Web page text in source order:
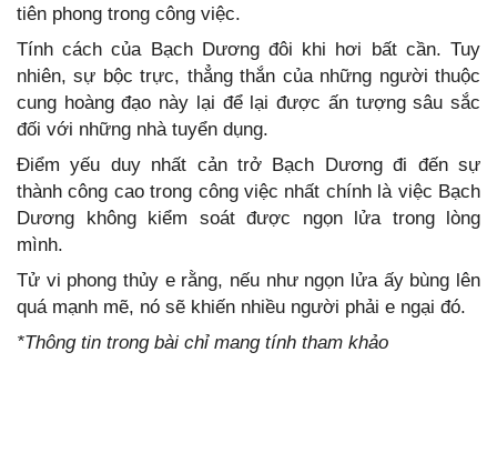
tiên phong trong công việc.
Tính cách của Bạch Dương đôi khi hơi bất cần. Tuy
nhiên, sự bộc trực, thẳng thắn của những người thuộc
cung hoàng đạo này lại để lại được ấn tượng sâu sắc
đối với những nhà tuyển dụng.
Điểm yếu duy nhất cản trở Bạch Dương đi đến sự
thành công cao trong công việc nhất chính là việc Bạch
Dương không kiểm soát được ngọn lửa trong lòng
mình.
Tử vi phong thủy e rằng, nếu như ngọn lửa ấy bùng lên
quá mạnh mẽ, nó sẽ khiến nhiều người phải e ngại đó.
*Thông tin trong bài chỉ mang tính tham khảo